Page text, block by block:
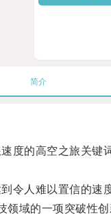
简介
的高空之旅关键
人难以置信的速度
域的一项突破性创